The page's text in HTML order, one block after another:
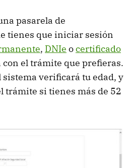
pasarela de
tienes que iniciar sesión
, DNIe ocertificado
el trámite que prefieras.
verificará tu edad, y
trámite si tienes más de 52